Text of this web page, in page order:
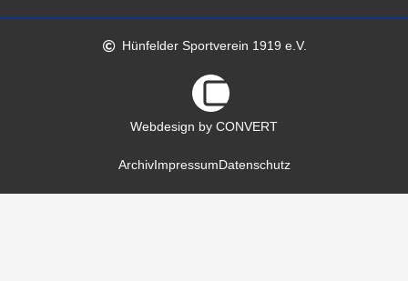
Hünfelder Sportverein 1919 e.V.
Webdesign by CONVERT
ArchivImpressumDatenschutz